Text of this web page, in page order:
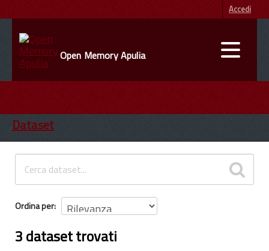
Accedi
Open Memory Apulia
ENTI
INFORMAZIONI
Dataset
Ordina per
3 dataset trovati